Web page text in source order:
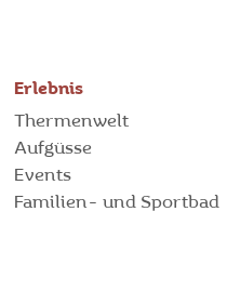
Erlebnis
Thermenwelt
Aufgüsse
Events
Familien- und Sportbad